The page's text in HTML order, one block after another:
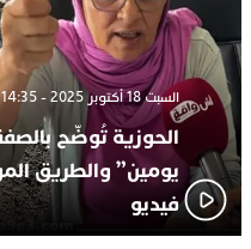
السبت 18 أكتوبر 2025 - 14:35
الحوزية تُوضّح
يومين” والطريق
فيديو